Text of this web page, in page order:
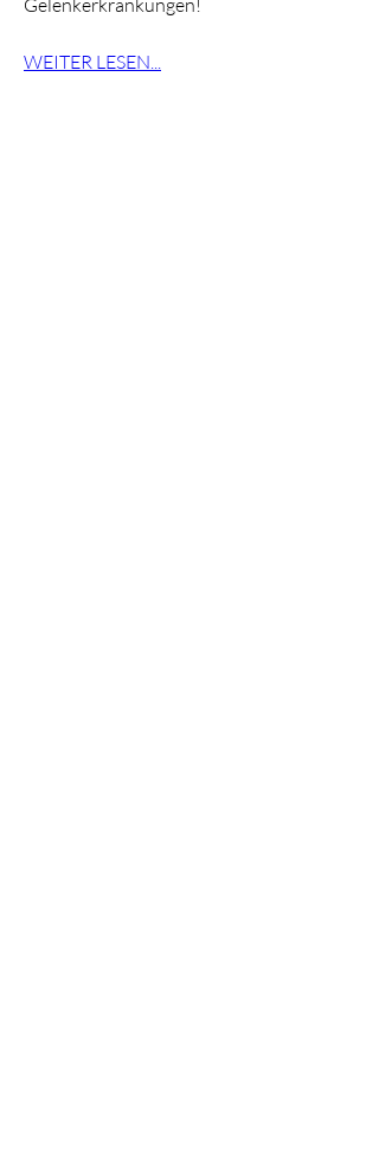
WEITER LESEN...